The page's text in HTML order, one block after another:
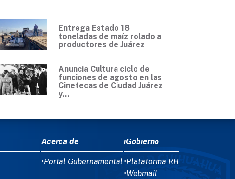
Entrega Estado 18
toneladas de maíz rolado a
productores de Juárez
Anuncia Cultura ciclo de
funciones de agosto en las
Cinetecas de Ciudad Juárez
y...
Acerca de
•Portal Gubernamental
iGobierno
•Plataforma RH
•Webmail